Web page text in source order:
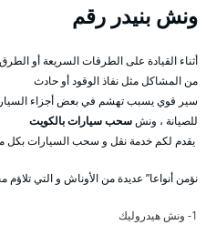
ونش بنيدر رقم
أثناء القيادة على الطرقات السريعة أو
من المشاكل مثل نفاذ الوقود أو حادث
سير قوي يسبب تهشم في بعض أجزاء
للصيانة ، ونشسحب سيارات بالكويت
يقدم لكم خدمة نقل و سحب السيارات بكل
نؤمن أنواعا” عديدة من الأوناش و التي
1- ونش هيدروليك